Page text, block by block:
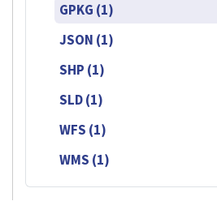
GPKG (1)
JSON (1)
SHP (1)
SLD (1)
WFS (1)
WMS (1)